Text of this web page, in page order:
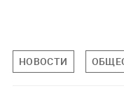
НОВОСТИ